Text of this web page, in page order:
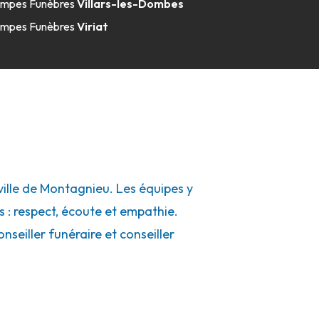
FunèbresVillars-les-Dombes
FunèbresViriat
de Montagnieu. Les équipes y
respect, écoute et empathie.
funéraire et conseiller